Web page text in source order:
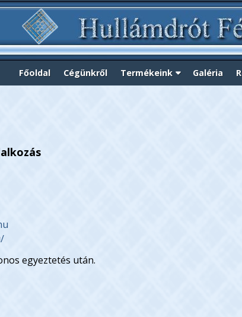
Főoldal Cégünkről Termékeink Galéria
egyeztetés után.